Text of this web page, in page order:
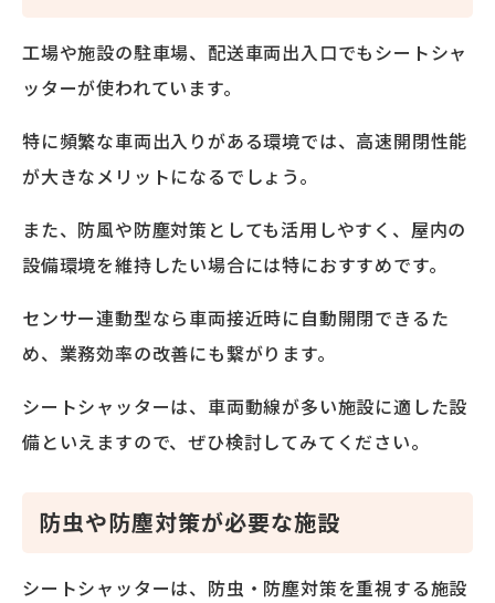
工場や施設の駐車場、配送車両出入口でもシートシャ
ッターが使われています。
特に頻繁な車両出入りがある環境では、高速開閉性能
が大きなメリットになるでしょう。
また、防風や防塵対策としても活用しやすく、屋内の
設備環境を維持したい場合には特におすすめです。
センサー連動型なら車両接近時に自動開閉できるた
め、業務効率の改善にも繋がります。
シートシャッターは、車両動線が多い施設に適した設
備といえますので、ぜひ検討してみてください。
防虫や防塵対策が必要な施設
シートシャッターは、防虫・防塵対策を重視する施設